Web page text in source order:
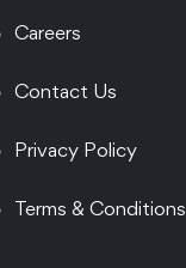
Careers
Contact Us
Privacy Policy
Terms & Conditions